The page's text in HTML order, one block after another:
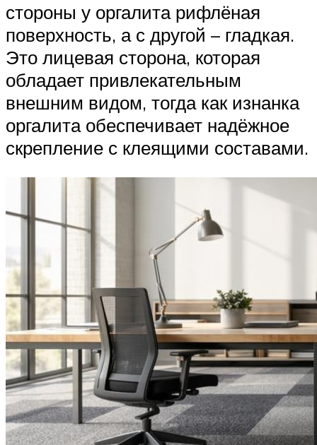
стороны у оргалита рифлёная
поверхность, а с другой – гладкая.
Это лицевая сторона, которая
обладает привлекательным
внешним видом, тогда как изнанка
оргалита обеспечивает надёжное
скрепление с клеящими составами.